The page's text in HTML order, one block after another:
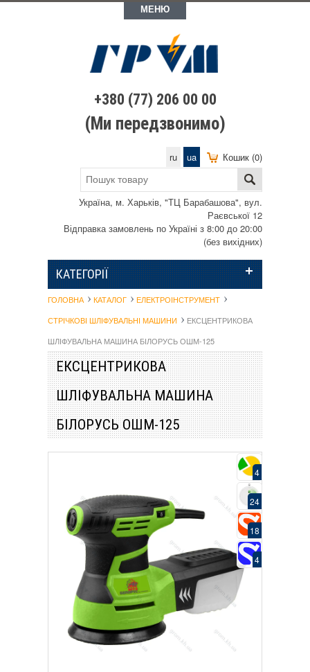
МЕНЮ
+380 (77) 206 00 00
(Ми передзвонимо)
Кошик (0)
ru ua
Україна, м. Харьків, "ТЦ Барабашова", вул.
Раєвської 12
Відправка замовлень по Україні з 8:00 до 20:00
(без вихідних)
КАТЕГОРІЇ
ГОЛОВНА КАТАЛОГ
ЕЛЕКТРОІНСТРУМЕНТ
СТРІЧКОВІ ШЛІФУВАЛЬНІ МАШИНИ
ЕКСЦЕНТРИКОВА
ШЛІФУВАЛЬНА МАШИНА БІЛОРУСЬ ОШМ-125
ЕКСЦЕНТРИКОВА
ШЛІФУВАЛЬНА МАШИНА
БІЛОРУСЬ ОШМ-125
4
24
18
4